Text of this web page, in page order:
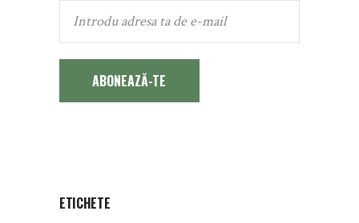
ABONEAZĂ-TE
ETICHETE